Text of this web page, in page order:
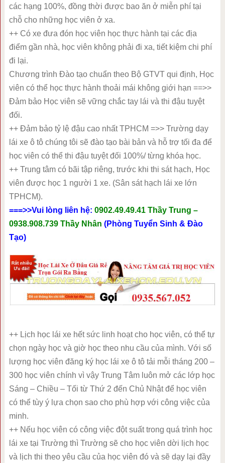
các hạng 100%, đồng thời được bao ăn ở miễn phí tại
chỗ cho những học viên ở xa.
++ Có xe đưa đón học viên học thực hành tại các địa
điểm gần nhà, học viên không phải đi xa, tiết kiệm chi phí
đi lại.
Chương trình Đào tạo chuẩn theo Bộ GTVT qui định, Học
viên có thể học thực hành thoải mái không giới hạn ==>>
Đảm bảo Học viên sẽ vững chắc tay lái và thi đậu tuyệt
đối.
++ Đảm bảo tỷ lệ đậu cao nhất TPHCM =>> Trường dạy
lái xe ô tô chúng tôi sẽ đào tạo bài bản và hỗ trợ tối đa để
học viên có thể thi đậu tuyệt đối 100%/ từng khóa học.
++ Trung tâm có bãi tập riêng, trước khi thi sát hạch, Học
viên được học 1 người 1 xe. (Sân sát hạch lái xe lớn
TPHCM).
===>>Vui lòng liên hệ: 0902.49.49.41 Thầy Trung –
0938.908.739 Thầy Nhân (Phòng Tuyển Sinh & Đào
Tạo)
++ Lịch học lái xe hết sức linh hoạt cho học viên, có thể tự
chọn ngày học và giờ học theo nhu cầu của mình. Với số
lượng học viên đăng ký học lái xe ô tô tải mỗi tháng 200 –
300 học viên chính vì vậy Trung Tâm luôn mở các lớp học
Sáng – Chiều – Tối từ Thứ 2 đến Chủ Nhật để học viên
có thể tùy ý lựa chọn sao cho phù hợp với công việc của
minh.
++ Nếu học viên có công việc đột suất trong quá trình học
lái xe tại Trường thì Trường sẽ cho học viên dời lịch học
và lịch thi theo yêu cầu của học viên đó và sẽ dạy lại đầy